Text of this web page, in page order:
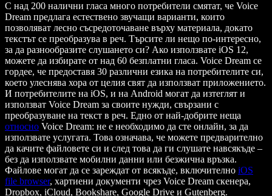
С над 200 налични гласа много потребители смятат, че Voice
Dream предлага естествено звучащи варианти, които
позволяват лесно съсредоточаване върху материала, докато
текстът се преобразува в реч. Търсите ли нещо по-интересно,
за да разнообразите слушането си? Ако използвате iOS 12,
можете да избирате от над 60 безплатни гласа. Voice Dream се
гордее, че предоставя 30 различни езика на потребителите си,
което улеснява хора от целия свят да използват приложението.
И потребителите на iOS, и на Android могат да изтеглят и
използват Voice Dream за своите нужди, свързани с
преобразуване на текст в реч. Едно от най-добрите неща
относно Voice Dream: не е необходимо да сте онлайн, за да
използвате услугата. Това означава, че можете предварително
да качите файловете си и след това да ги слушате навсякъде –
без да използвате мобилни данни или безжична връзка.
Файлове могат да се зареждат от всякъде, включително iOS
file browser, хартиени документи чрез Voice Dream скенера,
Dropbox, iCloud, Bookshare, Google Drive и Gutenberg.